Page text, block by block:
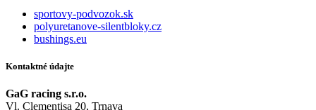
sportovy-podvozok.sk
polyuretanove-silentbloky.cz
bushings.eu
Kontaktné údajte
GaG racing s.r.o.
Vl. Clementisa 20, Trnava